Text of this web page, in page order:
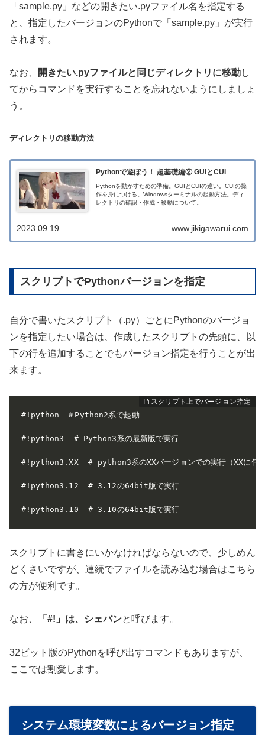
「sample.py」などの開きたい.pyファイル名を指定する
と、指定したバージョンのPythonで「sample.py」が実行
されます。
なお、 開きたい.pyファイルと同じディレクトリに移動し
てからコマンドを実行することを忘れないようにしましょ
う。
ディレクトリの移動方法
Pythonで遊ぼう！ 超基礎編② GUIとCUI
Pythonを動かすための準備。GUIとCUIの違い。CUIの操
作を身につける。Windowsターミナルの起動方法。ディ
レクトリの確認・作成・移動について。
www.jikigawarui.com
2023.09.19
スクリプトでPythonバージョンを指定
自分で書いたスクリプト（.py）ごとにPythonのバージョ
ンを指定したい場合は、作成したスクリプトの先頭に、以
下の行を追加することでもバージョン指定を行うことが出
来ます。
#!python　＃Python2系で起動
#!python3  # Python3系の最新版で実行
#!python3.XX  # python3系のXXバージョンでの実行（XXに任意
#!python3.12  # 3.12の64bit版で実行
#!python3.10  # 3.10の64bit版で実行
スクリプトに書きにいかなければならないので、少しめん
どくさいですが、連続でファイルを読み込む場合はこちら
の方が便利です。
なお、 「#!」は、シェバンと呼びます。
32ビット版のPythonを呼び出すコマンドもありますが、
ここでは割愛します。
システム環境変数によるバージョン指定